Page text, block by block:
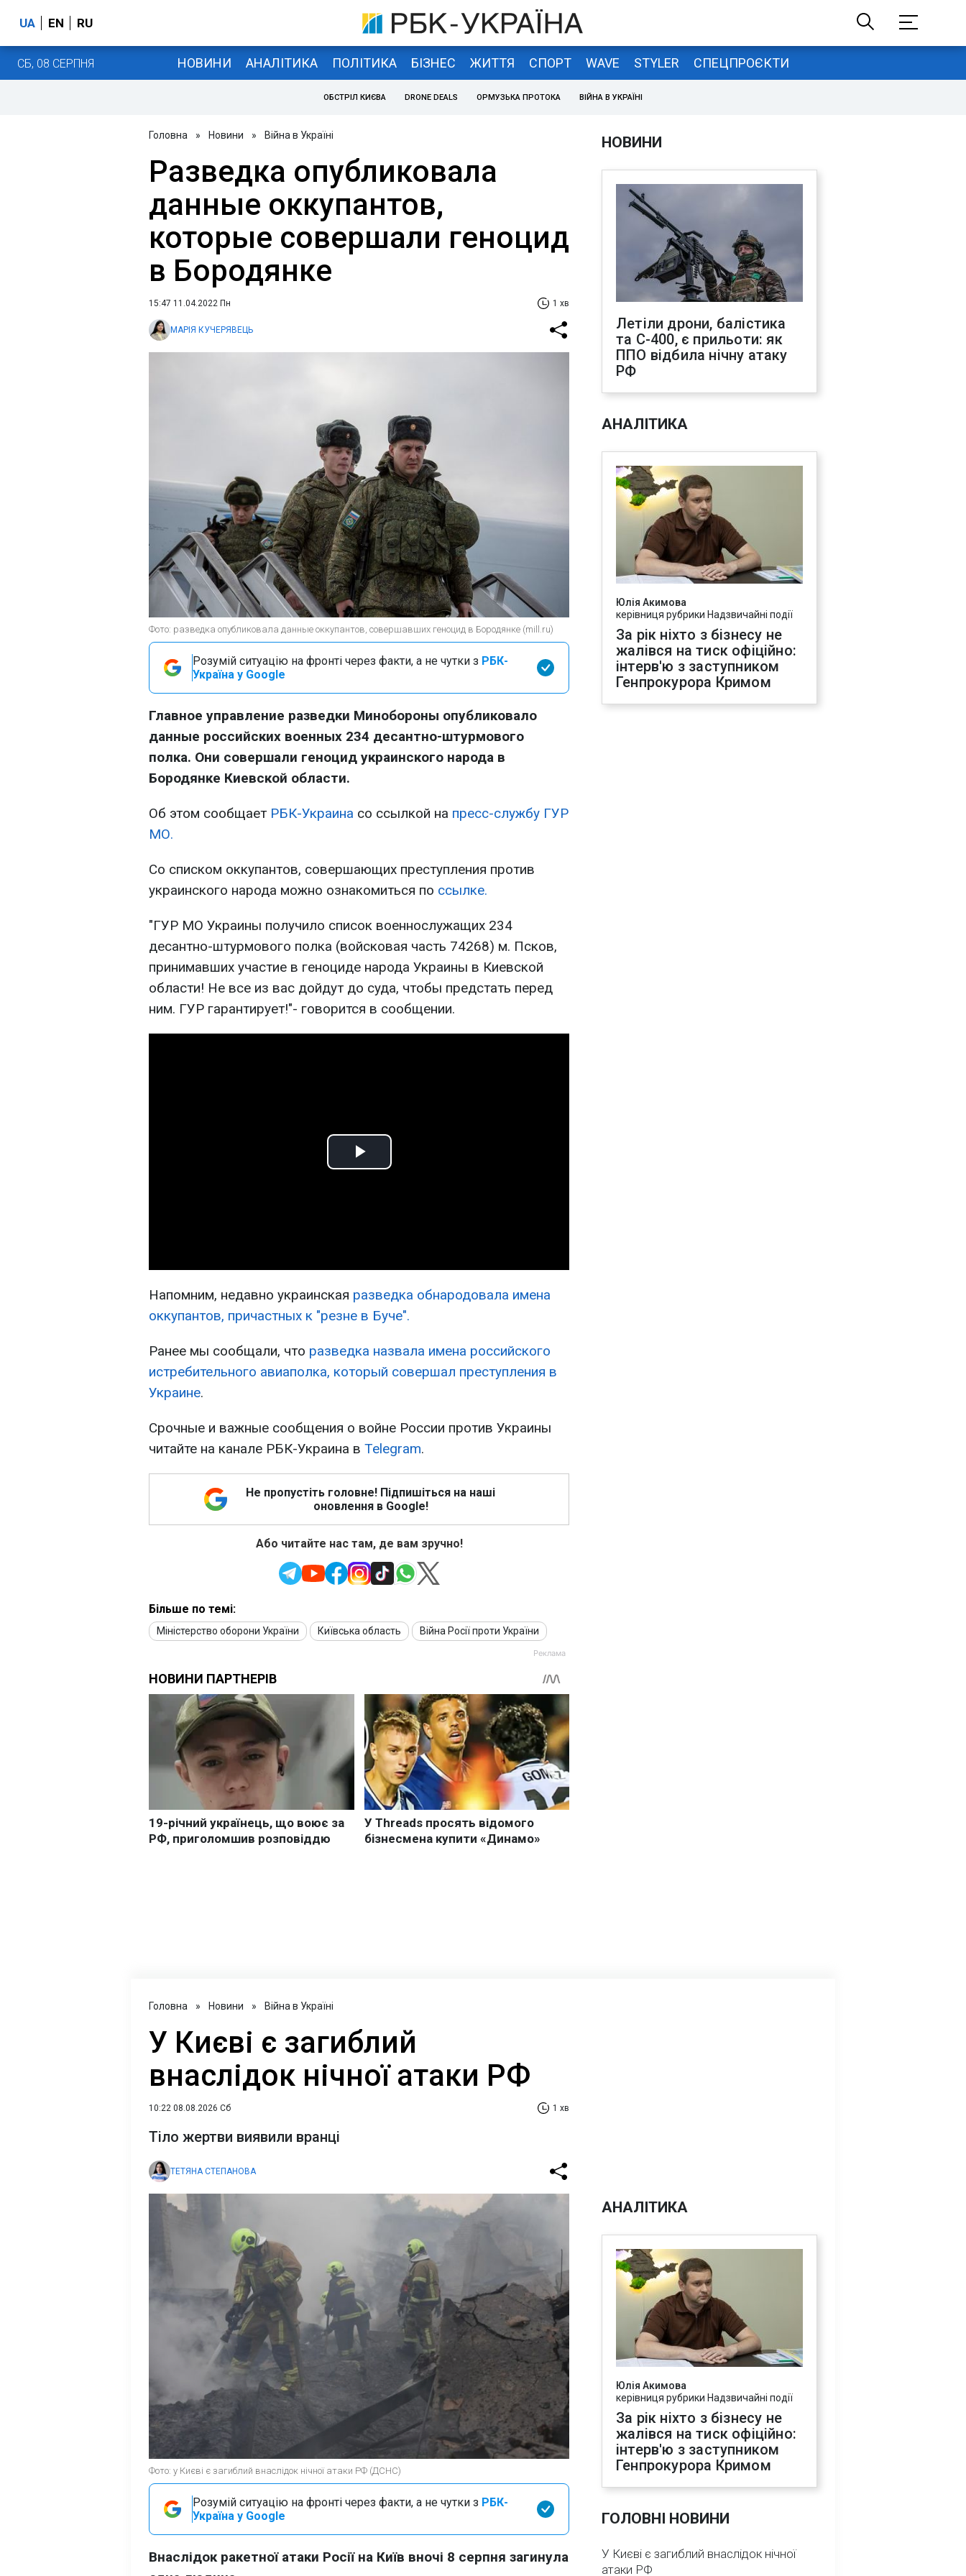
UA EN RU
СБ, 08 СЕРПНЯ НОВИНИ АНАЛІТИКА ПОЛІТИКА БІЗНЕС ЖИТТЯ СПОРТ WAVE STYLER СПЕЦПРОЄКТИ
ОБСТРІЛ КИЄВА DRONE DEALS ОРМУЗЬКА ПРОТОКА ВІЙНА В УКРАЇНІ
Головна » Новини » Війна в Україні
Разведка опубликовала
данные оккупантов,
которые совершали геноцид
в Бородянке
15:47 11.04.2022 Пн 1 хв
МАРІЯ КУЧЕРЯВЕЦЬ
Фото: разведка опубликовала данные оккупантов, совершавших геноцид в Бородянке (mill.ru)
Розумій ситуацію на фронті через факти, а не чутки з РБК-
Україна у Google
Главное управление разведки Минобороны опубликовало
данные российских военных 234 десантно-штурмового
полка. Они совершали геноцид украинского народа в
Бородянке Киевской области.
Об этом сообщает РБК-Украина со ссылкой на пресс-службу ГУР
МО.
Со списком оккупантов, совершающих преступления против
украинского народа можно ознакомиться по ссылке.
"ГУР МО Украины получило список военнослужащих 234
десантно-штурмового полка (войсковая часть 74268) м. Псков,
принимавших участие в геноциде народа Украины в Киевской
области! Не все из вас дойдут до суда, чтобы предстать перед
ним. ГУР гарантирует!"- говорится в сообщении.
Play
Напомним, недавно украинская разведка обнародовала имена
оккупантов, причастных к "резне в Буче".
Ранее мы сообщали, что разведка назвала имена российского
истребительного авиаполка, который совершал преступления в
Украине.
Срочные и важные сообщения о войне России против Украины
читайте на канале РБК-Украина в Telegram.
Не пропустіть головне! Підпишіться на наші
оновлення в Google!
Або читайте нас там, де вам зручно!
Більше по темі:
Міністерство оборони України Київська область Війна Росії проти України
НОВИНИ
Летіли дрони, балістика
та С-400, є прильоти: як
ППО відбила нічну атаку
РФ
АНАЛІТИКА
Юлія Акимова
керівниця рубрики Надзвичайні події
За рік ніхто з бізнесу не
жалівся на тиск офіційно:
інтерв'ю з заступником
Генпрокурора Кримом
Головна » Новини » Війна в Україні
У Києві є загиблий
внаслідок нічної атаки РФ
10:22 08.08.2026 Сб 1 хв
Тіло жертви виявили вранці
ТЕТЯНА СТЕПАНОВА
Фото: у Києві є загиблий внаслідок нічної атаки РФ (ДСНС)
Розумій ситуацію на фронті через факти, а не чутки з РБК-
Україна у Google
Внаслідок ракетної атаки Росії на Київ вночі 8 серпня загинула
АНАЛІТИКА
Юлія Акимова
керівниця рубрики Надзвичайні події
За рік ніхто з бізнесу не
жалівся на тиск офіційно:
інтерв'ю з заступником
Генпрокурора Кримом
ГОЛОВНІ НОВИНИ
У Києві є загиблий внаслідок нічної
атаки РФ